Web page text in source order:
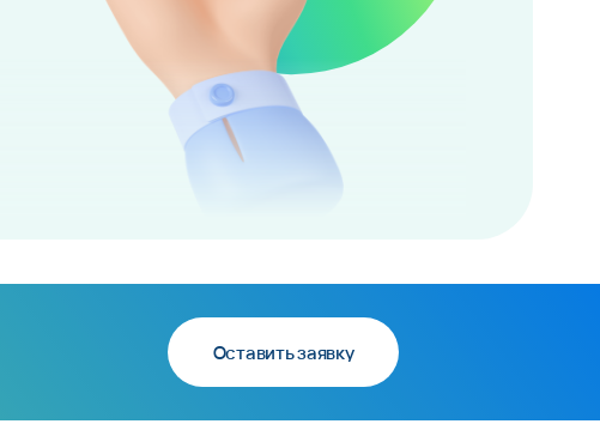
Оставить заявку